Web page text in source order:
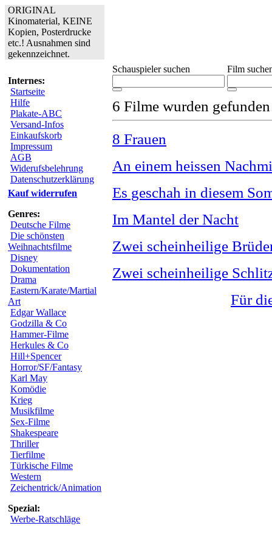
ORIGINAL
Kinomaterial, KEINE
Kopien, Posterdrucke
etc.! Ausnahmen sind
gekennzeichnet.
Internes:
Startseite
Hilfe
Plakate-ABC
Versand-Infos
Einkaufskorb
Impressum
AGB
Widerufsbelehrung
Datenschutzerklärung
Kauf widerrufen
Genres:
Deutsche Filme
Die schönsten
Weihnachtsfilme
Disney
Dokumentation
Drama
Eastern/Karate/Martial
Art
Edgar Wallace
Godzilla & Co
Hammer-Filme
Herkules & Co
Hill+Spencer
Horror/SF/Fantasy
Karl May
Komödie
Krieg
Musikfilme
Sex-Filme
Shakespeare
Thriller
Tierfilme
Türkische Filme
Western
Zeichentrick/Animation
Spezial:
Werbe-Ratschläge
Schauspieler suchen Film
6 Filme wurden
8 Frauen
An einem heissen
Es geschah in diesem
Im Mantel der Nacht
Zwei scheinheilige
Zwei scheinheilige
Für